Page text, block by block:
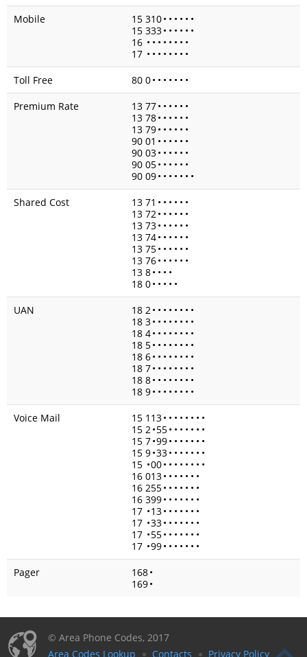
Mobile
15 310• • • • • •
15 333• • • • • •
16 • • • • • • • •
17 • • • • • • • •
Toll Free
80 0• • • • • • •
Premium Rate
13 77• • • • • •
13 78• • • • • •
13 79• • • • • •
90 01 • • • • • •
90 03• • • • • •
90 05• • • • • •
90 09• • • • • • •
Shared Cost
13 71 • • • • • •
13 72• • • • • •
13 73• • • • • •
13 74• • • • • •
13 75• • • • • •
13 76• • • • • •
13 8• • • •
18 0• • • • •
UAN
18 2• • • • • • • •
18 3• • • • • • • •
18 4• • • • • • • •
18 5• • • • • • • •
18 6• • • • • • • •
18 7• • • • • • • •
18 8• • • • • • • •
18 9• • • • • • • •
Voice Mail
15 113• • • • • • • •
15 2•55• • • • • • •
15 7•99• • • • • • •
15 9•33• • • • • • •
15 •00• • • • • • • •
16 013• • • • • • •
16 255• • • • • • •
16 399• • • • • • •
17 •13• • • • • • •
17 •33• • • • • • •
17 •55• • • • • • •
17 •99• • • • • • •
Pager
168•
169•
© Area Phone Codes, 2017
Area Codes Lookup
Contacts Privacy Policy